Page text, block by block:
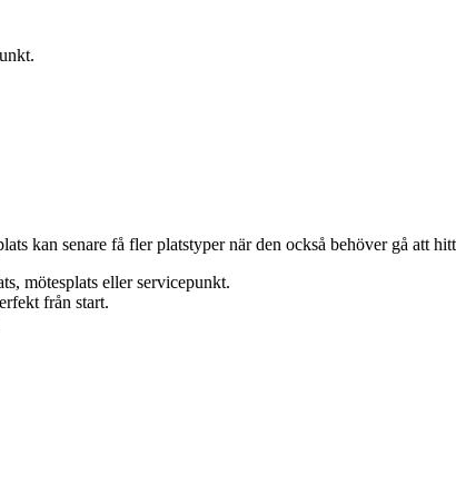
kan senare få fler platstyper när den också behöver gå att
mötesplats eller servicepunkt.
från start.